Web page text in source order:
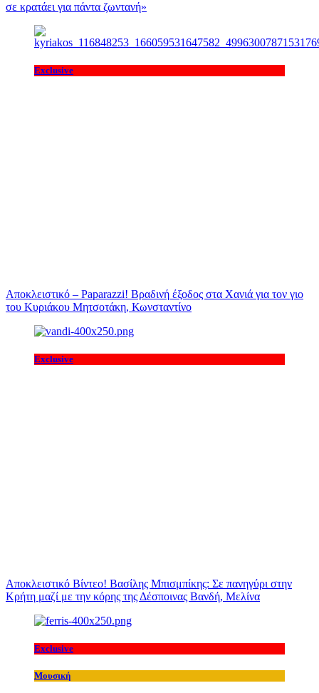
σε κρατάει για πάντα ζωντανή»
Exclusive
Αποκλειστικό – Paparazzi! Βραδινή έξοδος στα Χανιά για τον γιο
του Κυριάκου Μητσοτάκη, Κωνσταντίνο
Exclusive
Αποκλειστικό Βίντεο! Βασίλης Μπισμπίκης: Σε πανηγύρι στην
Κρήτη μαζί με την κόρης της Δέσποινας Βανδή, Μελίνα
Exclusive
Μουσική